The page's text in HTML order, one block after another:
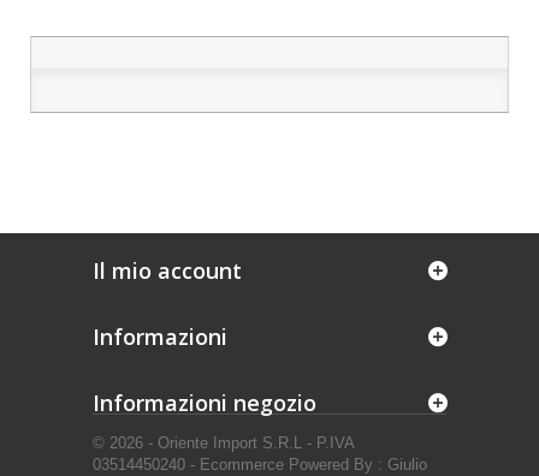
Il mio account
Informazioni
© 2026 - Oriente Import S.R.L - P.IVA
03514450240 - Ecommerce Powered By : Giulio
Informazioni negozio